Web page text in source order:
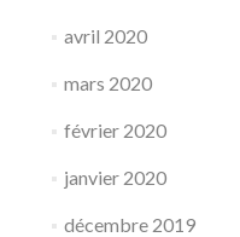
avril 2020
mars 2020
février 2020
janvier 2020
décembre 2019